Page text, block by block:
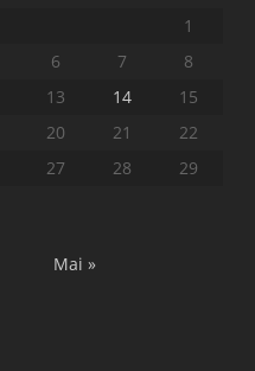
1
6 7
8
13 14
15
20 21
22
27 28
29
Mai »